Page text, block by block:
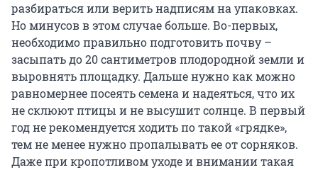
разбираться или верить надписям на упаковках.
Но минусов в этом случае больше. Во-первых,
необходимо правильно подготовить почву –
засыпать до 20 сантиметров плодородной земли и
выровнять площадку. Дальше нужно как можно
равномернее посеять семена и надеяться, что их
не склюют птицы и не высушит солнце. В первый
год не рекомендуется ходить по такой «грядке»,
тем не менее нужно пропалывать ее от сорняков.
Даже при кропотливом уходе и внимании такая